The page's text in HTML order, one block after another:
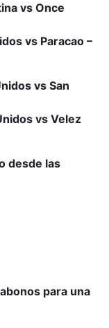
vs Once
vs Paracao –
vs San
vs Velez
desde las
para una